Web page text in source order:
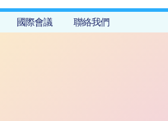
國際會議 聯絡我們